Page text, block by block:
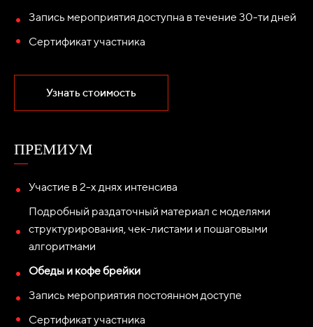
Запись мероприятия доступна в течение 30-ти дней
Сертификат участника
Узнать стоимость
ПРЕМИУМ
Участие в 2-х днях интенсива
Подробный раздаточный материал с моделями
структурирования, чек-листами и пошаговыми
алгоритмами
Обеды и кофе брейки
Запись мероприятия постоянном доступе
Сертификат участника